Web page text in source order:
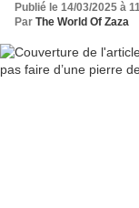
Publié le 14/03/2025 à
Par The World Of Zaza